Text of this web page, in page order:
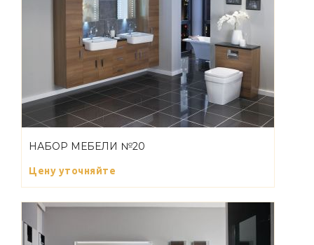
НАБОР МЕБЕЛИ №20
Цену уточняйте